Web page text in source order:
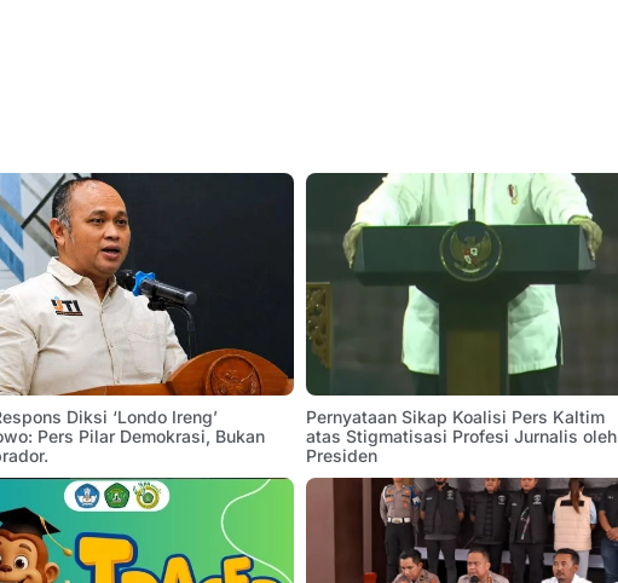
Diksi ‘Londo Ireng’
Pers Pilar Demokrasi, Bukan
Pernyataan Sikap Koalisi Pers Kaltim
atas Stigmatisasi Profesi Jurnalis oleh
Presiden